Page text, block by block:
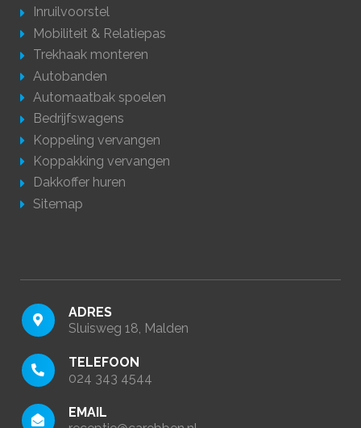
Inruilvoorstel
Mobiliteit & Relatiepas
Trekhaak monteren
Autobanden
Automaatbak spoelen
Bedrijfswagens
Koppeling vervangen
Koppakking vervangen
Dakkoffer huren
Sitemap
ADRES
Sluisweg 18, Malden
TELEFOON
024 343 4544
EMAIL